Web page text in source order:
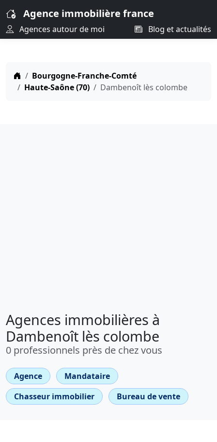
Agence immobilière france
Agences autour de moi Blog et actualités
Bourgogne-Franche-Comté
Haute-Saône (70)
Dambenoît lès colombe
Agences immobilières à
Dambenoît lès colombe
0 professionnels près de chez vous
Agence
Mandataire
Chasseur immobilier
Bureau de vente